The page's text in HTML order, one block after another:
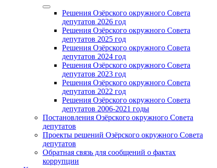
Решения Озёрского окружного Совета
депутатов 2026 год
Решения Озёрского окружного Совета
депутатов 2025 год
Решения Озёрского окружного Совета
депутатов 2024 год
Решения Озёрского окружного Совета
депутатов 2023 год
Решения Озёрского окружного Совета
депутатов 2022 год
Решения Озёрского окружного Совета
депутатов 2006-2021 годы
Постановления Озёрского окружного Совета
депутатов
Проекты решений Озёрского окружного Совета
депутатов
Обратная связь для сообщений о фактах
коррупции